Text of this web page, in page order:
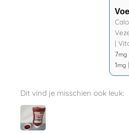
|
7mg
1mg |
Dit vind je misschien ook leuk: